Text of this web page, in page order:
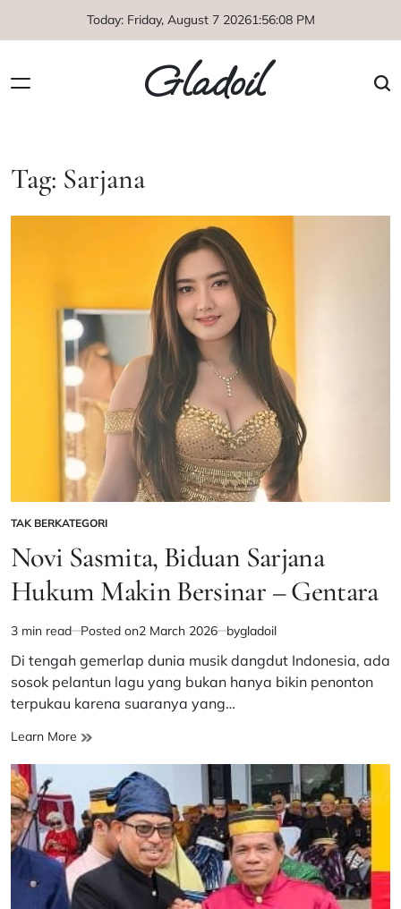
Today: Friday, August 7 20261:56:09 PM
Gladoil
Tag: Sarjana
POSTED
IN
TAK BERKATEGORI
Novi Sasmita, Biduan Sarjana
Hukum Makin Bersinar – Gentara
Estimated
read
time
3 min read Posted on2 March 2026 bygladoil
Di tengah gemerlap dunia musik dangdut Indonesia, ada
sosok pelantun lagu yang bukan hanya bikin penonton
terpukau karena suaranya yang…
Learn More Novi
Sarjana
Hukum
Makin
Bersinar
Gentara